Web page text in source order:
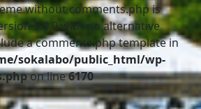
without comments.php is
3.0.0 with no alternative
a comments.php template in
sokalabo/public_html/wp-
on line6170